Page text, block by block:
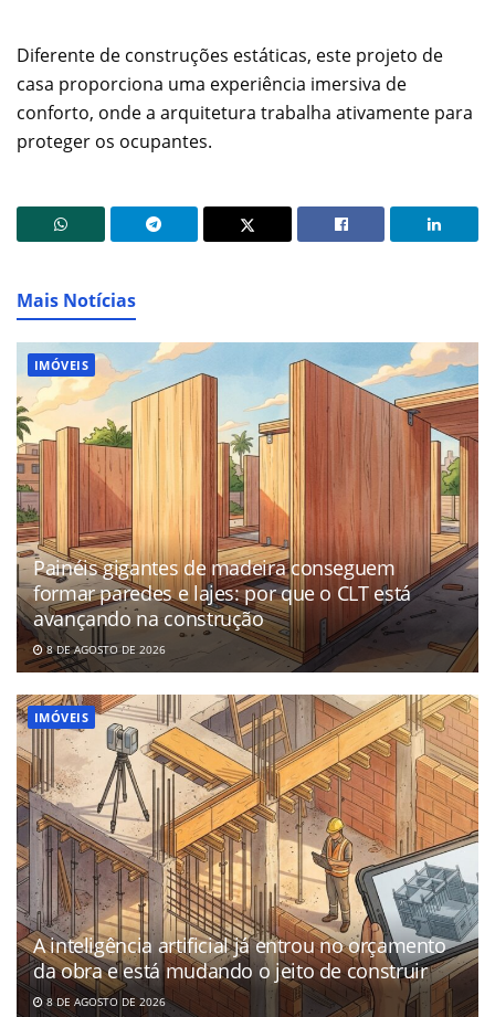
Diferente de construções estáticas, este projeto de
casa proporciona uma experiência imersiva de
conforto, onde a arquitetura trabalha ativamente para
proteger os ocupantes.
Mais Notícias
IMÓVEIS
Painéis gigantes de madeira conseguem
formar paredes e lajes: por que o CLT está
avançando na construção
8 DE AGOSTO DE 2026
IMÓVEIS
A inteligência artificial já entrou no orçamento
da obra e está mudando o jeito de construir
8 DE AGOSTO DE 2026